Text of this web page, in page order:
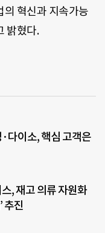
의 혁신과 지속가능
밝혔다.
다이소, 핵심 고객은
, 재고 의류 자원화
추진